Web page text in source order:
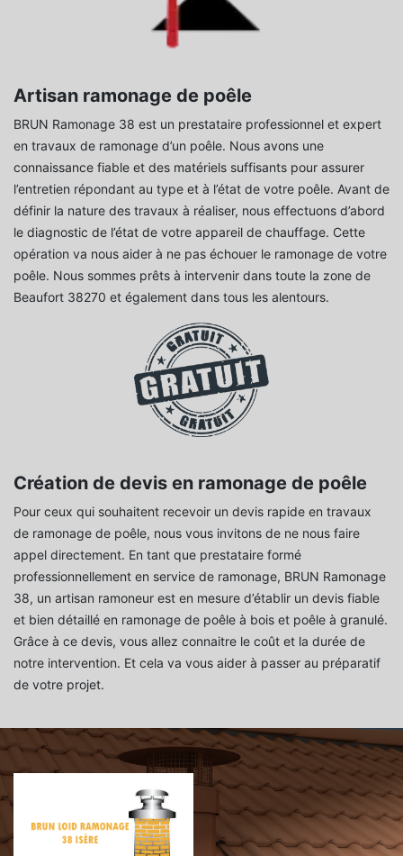
Artisan ramonage de poêle
BRUN Ramonage 38 est un prestataire professionnel et expert
en travaux de ramonage d’un poêle. Nous avons une
connaissance fiable et des matériels suffisants pour assurer
l’entretien répondant au type et à l’état de votre poêle. Avant de
définir la nature des travaux à réaliser, nous effectuons d’abord
le diagnostic de l’état de votre appareil de chauffage. Cette
opération va nous aider à ne pas échouer le ramonage de votre
poêle. Nous sommes prêts à intervenir dans toute la zone de
Beaufort 38270 et également dans tous les alentours.
Création de devis en ramonage de poêle
Pour ceux qui souhaitent recevoir un devis rapide en travaux
de ramonage de poêle, nous vous invitons de ne nous faire
appel directement. En tant que prestataire formé
professionnellement en service de ramonage, BRUN Ramonage
38, un artisan ramoneur est en mesure d’établir un devis fiable
et bien détaillé en ramonage de poêle à bois et poêle à granulé.
Grâce à ce devis, vous allez connaitre le coût et la durée de
notre intervention. Et cela va vous aider à passer au préparatif
de votre projet.